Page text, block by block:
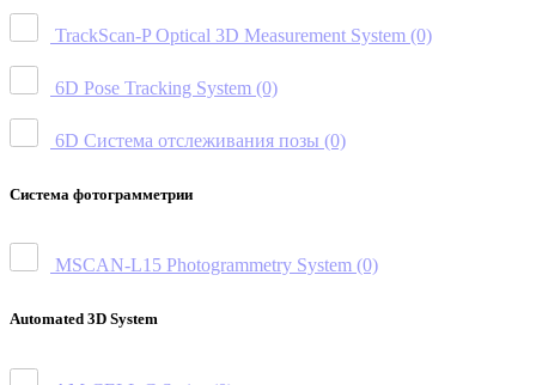
TrackScan-P Optical 3D Measurement System (0)
6D Pose Tracking System (0)
6D Система отслеживания позы (0)
Система фотограмметрии
MSCAN-L15 Photogrammetry System (0)
Automated 3D System